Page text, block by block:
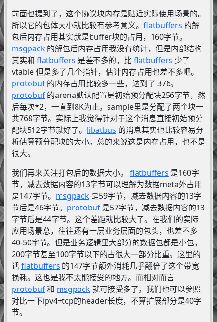
前面也提到了，这个协议块内存是贴近实际使用场景的。
所以它的包体大小就比较有参考意义。 flatbuffers 的解
包后内存占用其实就是buffer块的占用，160字节。
msgpack的解包后内存占用我没有统计，但是内部结构
其实和 flatbuffers 是差不多的，比 flatbuffers 少了
vtable 但是多了几个指针，估计内存占用也差不多吧。
protobuf的内存占用比较多一些，达到了 376。
protobuf的arena默认配置是初始预分配块256字节，然
后每次*2，一直到8K为止。sample里是分配了两个块一
共768字节。实际上我觉得针对于这个消息直接初始预分
配块512字节就好了。 libatbus 的消息其实也比较容易分
析估算预分配块的大小。总的来说这是内存占用，也不是
很大。
我们再来关注打包后的数据大小。 flatbuffers 是160字
节，减去数据内容的13字节可以理解为数据meta外占用
是147字节。 msgpack是59字节，减去数据内容的13字
节后是46字节。 protobuf是57字节，减去数据内容的13
字节后是44字节。这个差距就比较大了。在我们的实际
应用场景总，往往还有一层业务层面的包头，也差不多
40-50字节。但是业务逻辑里大部分的数据包都是小包，
200字节甚至100字节以下的占很大一部分比重。这里的
话flatbuffers 的147字节额外消耗几乎翻倍了这个带宽
损耗。这也是我不太能接受的地方。而相对而言
protobuf和 msgpack就可接受多了。我们也可以参照
对比一下ipv4+tcp的header长度，不算扩展部分是40字
节。